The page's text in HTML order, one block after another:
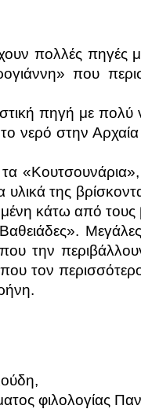
πολλές
που
πηγή με
νερό στην
της
κάτω από τους
την
τον
φιλολογίας